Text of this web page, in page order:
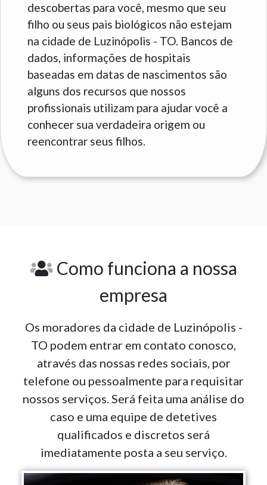
descobertas para você, mesmo que seu
filho ou seus pais biológicos não estejam
na cidade de Luzinópolis - TO. Bancos de
dados, informações de hospitais
baseadas em datas de nascimentos são
alguns dos recursos que nossos
profissionais utilizam para ajudar você a
conhecer sua verdadeira origem ou
reencontrar seus filhos.
Como funciona a nossa
empresa
Os moradores da cidade de Luzinópolis -
TO podem entrar em contato conosco,
através das nossas redes sociais, por
telefone ou pessoalmente para requisitar
nossos serviços. Será feita uma análise do
caso e uma equipe de detetives
qualificados e discretos será
imediatamente posta a seu serviço.